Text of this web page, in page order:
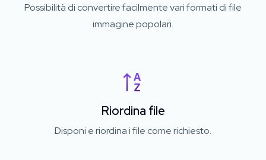
Possibilità di convertire facilmente vari formati di file
immagine popolari.
Riordina file
Disponi e riordina i file come richiesto.